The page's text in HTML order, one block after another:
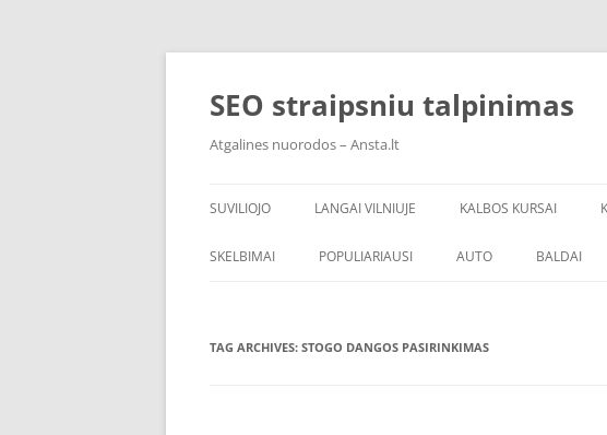
Skip
SEO straipsniu talpinimas
Atgalines nuorodos – Ansta.lt
SUVILIOJO LANGAI VILNIUJE KALBOS KURSAI
SKELBIMAI POPULIARIAUSI AUTO BALDAI
TAG ARCHIVES: STOGO DANGOS PASIRINKIMAS